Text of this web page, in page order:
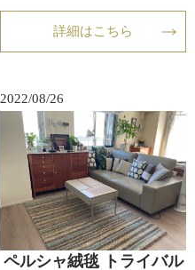
詳細はこちら
2022/08/26
ペルシャ絨毯 トライバル